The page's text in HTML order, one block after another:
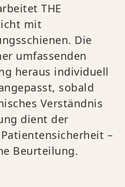
THE
mit
Die
umfassenden
heraus individuell
sobald
Verständnis
dient der
–
Beurteilung.